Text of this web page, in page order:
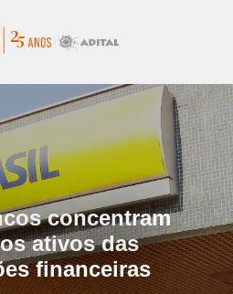
concentram
ativos das
financeiras